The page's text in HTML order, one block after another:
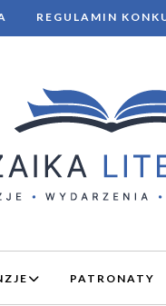
REGULAMIN
PATRONATY